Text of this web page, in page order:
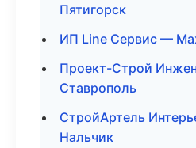
Пятигорск
ИП Line Сервис —
Проект-Строй
Ставрополь
СтройАртель
Нальчик